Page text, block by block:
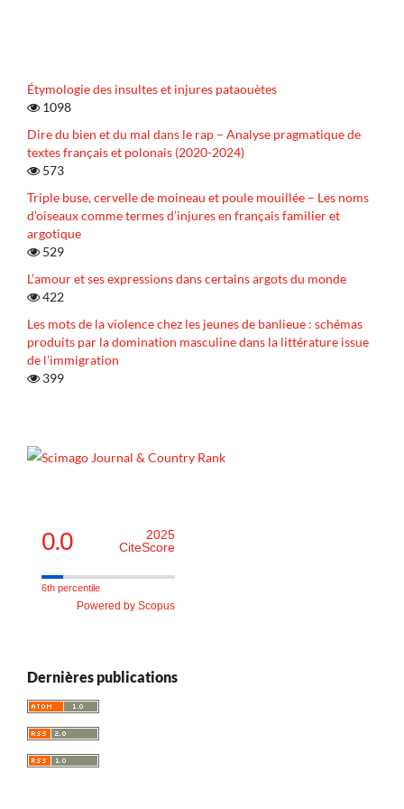
Étymologie des insultes et injures pataouètes
1098
Dire du bien et du mal dans le rap – Analyse pragmatique de
textes français et polonais (2020-2024)
573
Triple buse, cervelle de moineau et poule mouillée – Les noms
d’oiseaux comme termes d’injures en français familier et
argotique
529
L’amour et ses expressions dans certains argots du monde
422
Les mots de la violence chez les jeunes de banlieue : schémas
produits par la domination masculine dans la littérature issue
de l’immigration
399
0.0
2025
CiteScore
6th percentile
Powered by Scopus
Dernières publications